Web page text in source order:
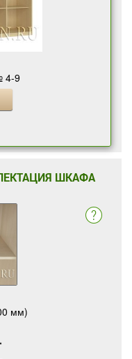
4-9
ШКАФА
мм)